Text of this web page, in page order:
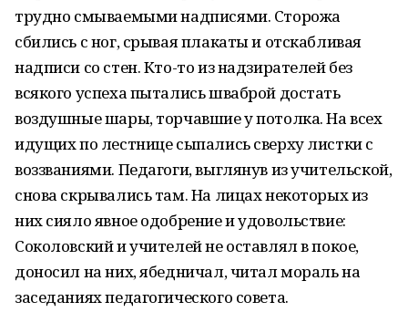
трудно смываемыми надписями. Сторожа
сбились с ног, срывая плакаты и отскабливая
надписи со стен. Кто-то из надзирателей без
всякого успеха пытались шваброй достать
воздушные шары, торчавшие у потолка. На всех
идущих по лестнице сыпались сверху листки с
воззваниями. Педагоги, выглянув из учительской,
снова скрывались там. На лицах некоторых из
них сияло явное одобрение и удовольствие:
Соколовский и учителей не оставлял в покое,
доносил на них, ябедничал, читал мораль на
заседаниях педагогического совета.